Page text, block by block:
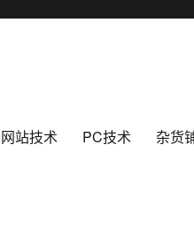
网站技术 PC技术 杂货